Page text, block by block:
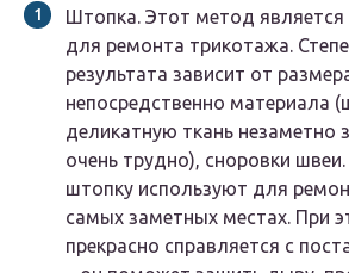
Штопка. Этот метод является
для ремонта трикотажа.
результата зависит от
непосредственно материала
деликатную ткань незаметно
очень трудно), сноровки
штопку используют для
самых заметных местах. При
прекрасно справляется с